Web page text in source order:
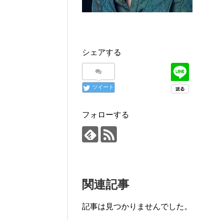
シェアする
ツイート
フォローする
関連記事
記事は見つかりませんでした。